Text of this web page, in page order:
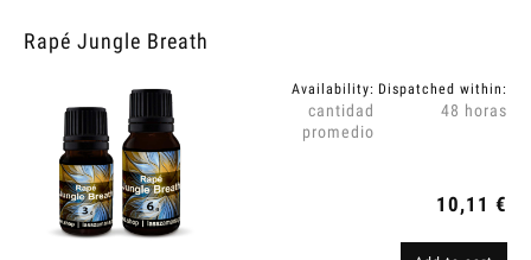
Rapé Jungle Breath
Availability:
cantidad
promedio
Dispatched within:
48 horas
10,11 €